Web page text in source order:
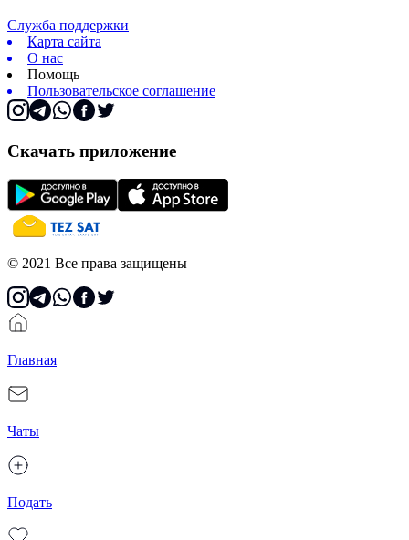
Служба поддержки
Карта сайта
О нас
Помощь
Пользовательское соглашение
Скачать приложение
© 2021 Все права защищены
Главная
Чаты
Подать